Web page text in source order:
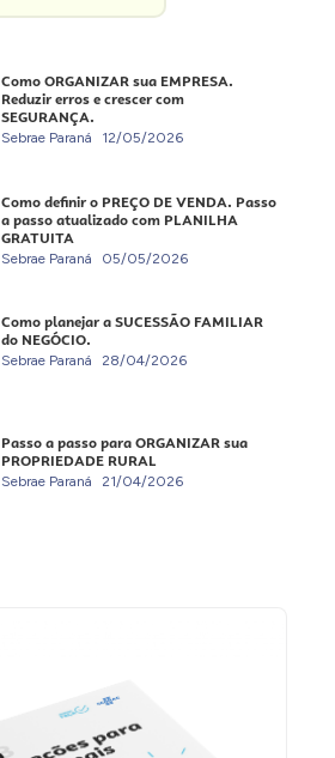
Como ORGANIZAR sua EMPRESA.
Reduzir erros e crescer com
SEGURANÇA.
Sebrae Paraná 12/05/2026
Como definir o PREÇO DE VENDA. Passo
a passo atualizado com PLANILHA
GRATUITA
Sebrae Paraná 05/05/2026
Como planejar a SUCESSÃO FAMILIAR
do NEGÓCIO.
Sebrae Paraná 28/04/2026
Passo a passo para ORGANIZAR sua
PROPRIEDADE RURAL
Sebrae Paraná 21/04/2026